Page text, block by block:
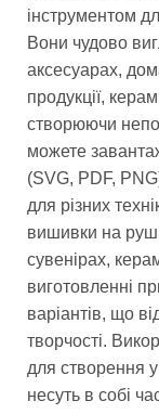
інструментом
Вони чудово
аксесуарах,
продукції,
створюючи
можете
(SVG, PDF,
для різних
вишивки на
сувенірах,
виготовленні
варіантів, що
творчості.
для створення
несуть в собі